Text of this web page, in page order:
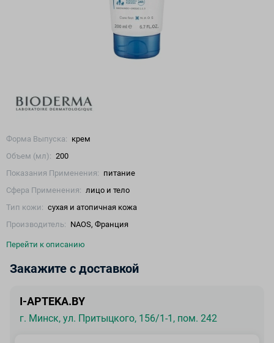
Форма Выпуска: крем
Объем (мл): 200
Показания Применения: питание
Сфера Применения: лицо и тело
Тип кожи: сухая и атопичная кожа
Производитель: NAOS, Франция
Перейти к описанию
Закажите с доставкой
I-APTEKA.BY
г. Минск, ул. Притыцкого, 156/1-1, пом. 242